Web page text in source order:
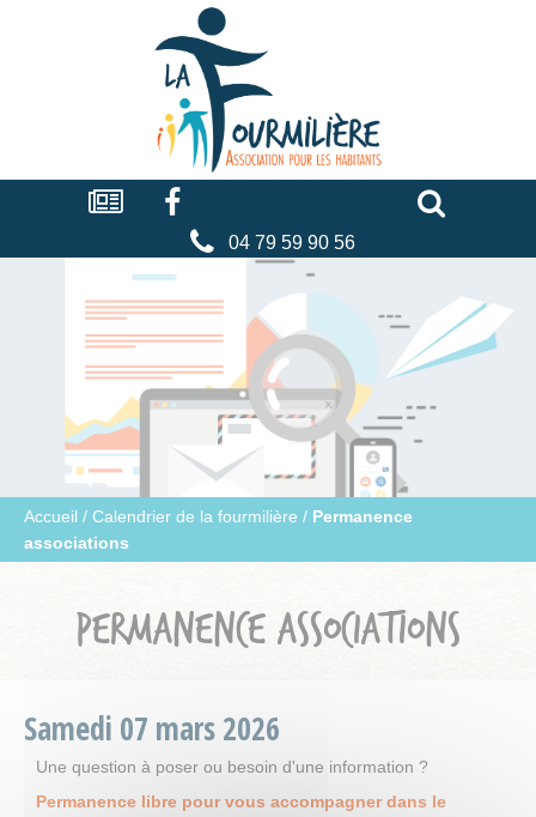
La
fourmilière
Actualités Facebook
04 79 59 90 56
Accueil / Calendrier de la fourmilière / Permanence
associations
PERMANENCE ASSOCIATIONS
Samedi 07 mars2026
Une question à poser ou besoin d'une information ?
Permanence libre pour vous accompagner dans le
Cookies management panel